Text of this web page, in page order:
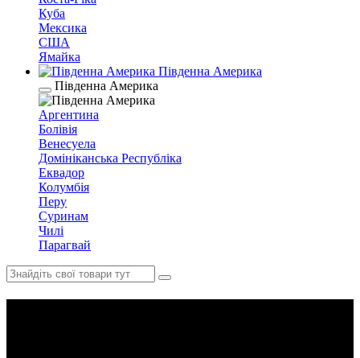
Куба
Мексика
США
Ямайка
Південна Америка
Південна Америка
Аргентина
Болівія
Венесуела
Домініканська Республіка
Еквадор
Колумбія
Перу
Суринам
Чилі
Парагвай